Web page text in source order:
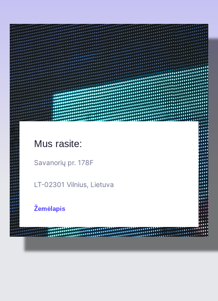
Mus rasite:
Savanorių pr. 178F
LT-02301 Vilnius, Lietuva
Žemėlapis